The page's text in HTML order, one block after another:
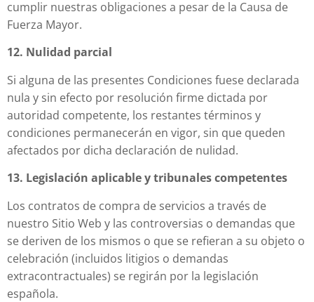
cumplir nuestras obligaciones a pesar de la Causa de
Fuerza Mayor.
12. Nulidad parcial
Si alguna de las presentes Condiciones fuese declarada
nula y sin efecto por resolución firme dictada por
autoridad competente, los restantes términos y
condiciones permanecerán en vigor, sin que queden
afectados por dicha declaración de nulidad.
13. Legislación aplicable y tribunales competentes
Los contratos de compra de servicios a través de
nuestro Sitio Web y las controversias o demandas que
se deriven de los mismos o que se refieran a su objeto o
celebración (incluidos litigios o demandas
extracontractuales) se regirán por la legislación
española.